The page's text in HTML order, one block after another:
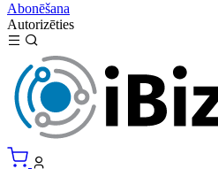
Abonēšana
Autorizēties